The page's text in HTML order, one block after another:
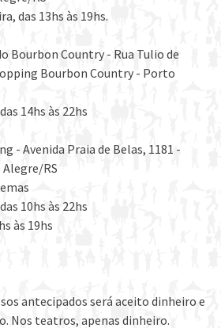
das 13hs às 19hs.
Bourbon Country - Rua Tulio de
Bourbon Country - Porto
14hs às 22hs
- Avenida Praia de Belas, 1181 -
RS
10hs às 22hs
às 19hs
antecipados será aceito dinheiro e
Nos teatros, apenas dinheiro.